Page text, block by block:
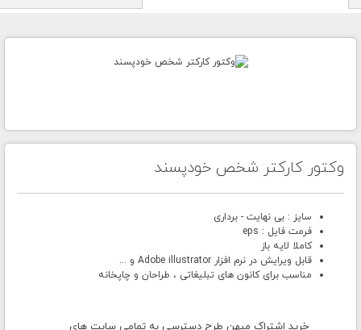
وکتور کارکتر شخص خودپسند
سایز : بی نهایت - برداری
فرمت فایل : eps
کاملا لایه باز
قابل ویرایش در نرم افزار Adobe illustrator و ...
مناسب برای کانون های تبلیغاتی ، طراحان و چاپخانه
خرید اشتراک میهن طرح دسترسی به تمامی سایت های